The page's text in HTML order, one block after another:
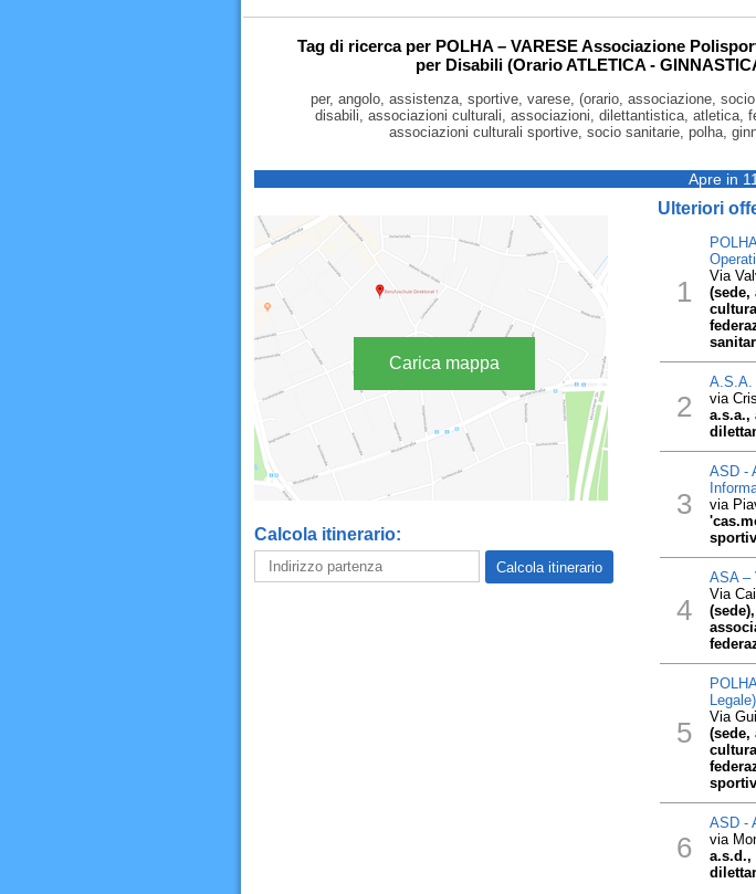
Tag di ricerca per POLHA – VARESE Associazione
per Disabili (Orario ATLETICA -
per, angolo, assistenza, sportive, varese, (orario, associazione,
disabili, associazioni culturali, associazioni, dilettantistica, atletica,
associazioni culturali sportive, socio sanitarie, polha,
Apre in
Carica mappa
Calcola itinerario:
Ulteriori
1
Via
2
A.S.A.
via
a.s.a.,
3
ASD -
via
4
ASA –
Via
5
Legale)
Via
6
ASD -
via
a.s.d.,